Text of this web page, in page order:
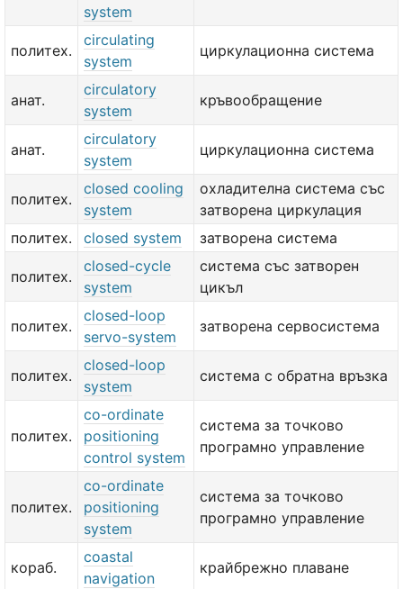
system
политех.
circulating
system
циркулационна система
анат.
circulatory
system
кръвообращение
анат.
circulatory
system
циркулационна система
политех.
closed cooling
system
охладителна система със
затворена циркулация
политех.
closed system затворена система
политех.
closed-cycle
system
система със затворен
цикъл
политех.
closed-loop
servo-system
затворена сервосистема
политех.
closed-loop
system
система с обратна връзка
политех.
co-ordinate
positioning
control system
система за точково
програмно управление
политех.
co-ordinate
positioning
system
система за точково
програмно управление
кораб.
coastal
navigation
крайбрежно плаване